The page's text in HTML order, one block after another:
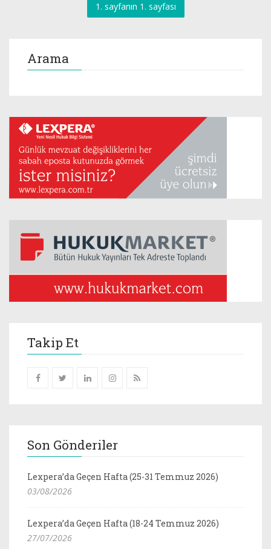
1. sayfanın 1. sayfası
Arama
Takip Et
Son Gönderiler
Lexpera’da Geçen Hafta (25-31 Temmuz 2026)
03/08/2026
Lexpera’da Geçen Hafta (18-24 Temmuz 2026)
27/07/2026